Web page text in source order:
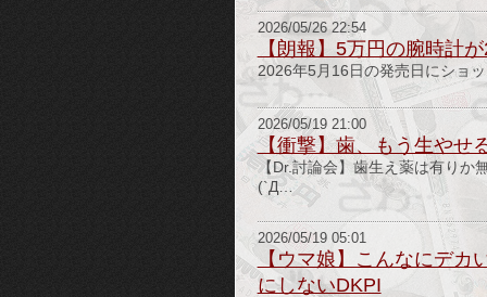
2026/05/26 22:54
【朗報】5万円の腕時計
2026年5月16日の発売日にショ
2026/05/19 21:00
【衝撃】歯、もう生やせ
【Dr.討論会】歯生え薬は有りか
(`Д…
2026/05/19 05:01
【ウマ娘】こんなにデカ
にしないDKPI